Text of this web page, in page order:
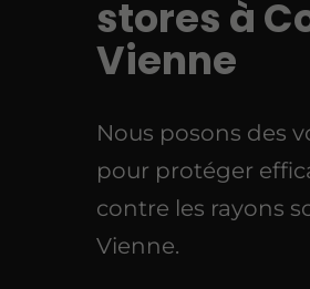
stores à
Vienne
Nous posons des
pour protéger
contre les rayons
Vienne.